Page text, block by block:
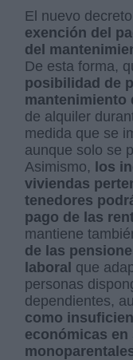
El nuevo decreto
exención del
del
De esta forma,
posibilidad de
mantenimiento
de alquiler
medida que se
aunque solo se
Asimismo, los
viviendas
tenedores
pago de las
mantiene
de las
laboral que
personas
dependientes,
como
económicas